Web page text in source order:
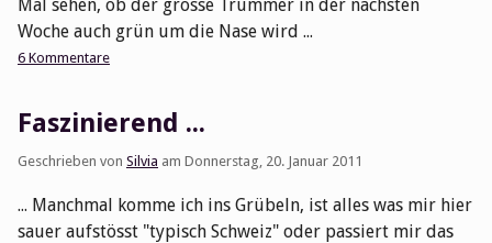
Mal sehen, ob der grosse Trümmer in der nächsten
Woche auch grün um die Nase wird ...
6 Kommentare
Faszinierend ...
Geschrieben von Silvia am Donnerstag, 20. Januar 2011
... Manchmal komme ich ins Grübeln, ist alles was mir hier
sauer aufstösst "typisch Schweiz" oder passiert mir das